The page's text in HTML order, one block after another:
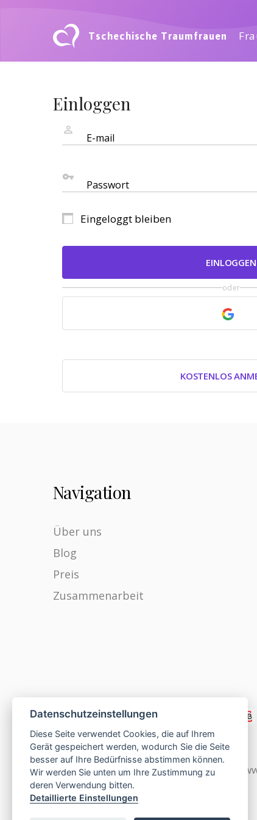
Tschechische Traumfrauen
Einloggen
E-mail
Passwort
Eingeloggt bleiben
EINLOGGEN
oder
KOSTENLOS
Navigation
Über uns
Blog
Preis
Zusammenarbeit
www.czech-single-women.com
Datenschutzeinstellungen
Diese Seite verwendet Cookies, die auf Ihrem
Gerät gespeichert werden, wodurch Sie die Seite
besser auf Ihre Bedürfnisse abstimmen können.
Wir werden Sie unten um Ihre Zustimmung zu
deren Verwendung bitten.
Detaillierte Einstellungen